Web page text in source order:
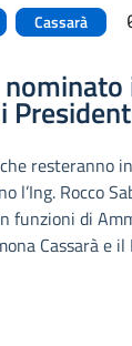
Cassarà
resteranno
l’Ing. Rocco
funzioni di
Cassarà e il